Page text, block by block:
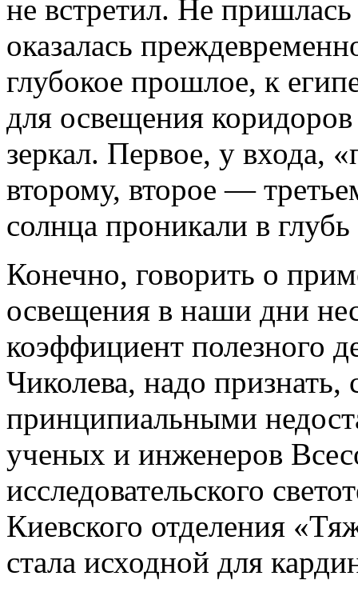
не встретил. Не
оказалась
глубокое прошлое, к
для освещения
зеркал. Первое, у входа,
второму, второе —
солнца проникали в
Конечно, говорить о
освещения в наши дни
коэффициент полезного
Чиколева, надо признать,
принципиальными
ученых и инженеров
исследовательского
Киевского отделения
стала исходной для